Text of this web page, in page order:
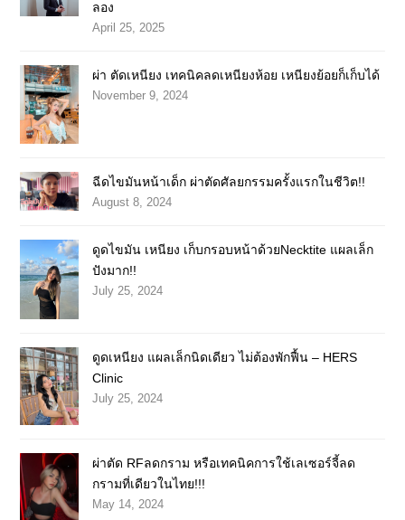
ลอง
April 25, 2025
ผ่า ตัดเหนียง เทคนิคลดเหนียงห้อย เหนียงย้อยก็เก็บได้
November 9, 2024
ฉีดไขมันหน้าเด็ก ผ่าตัดศัลยกรรมครั้งแรกในชีวิต!!
August 8, 2024
ดูดไขมัน เหนียง เก็บกรอบหน้าด้วยNecktite แผลเล็ก
ปังมาก!!
July 25, 2024
ดูดเหนียง แผลเล็กนิดเดียว ไม่ต้องพักฟื้น – HERS
Clinic
July 25, 2024
ผ่าตัด RFลดกราม หรือเทคนิคการใช้เลเซอร์จี้ลด
กรามที่เดียวในไทย!!!
May 14, 2024